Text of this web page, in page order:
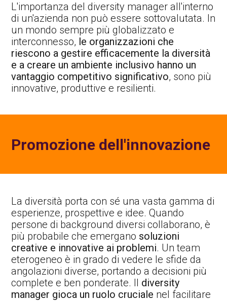
L'importanza del diversity manager all'interno
di un'azienda non può essere sottovalutata. In
un mondo sempre più globalizzato e
interconnesso, le organizzazioni che
riescono a gestire efficacemente la diversità
e a creare un ambiente inclusivo hanno un
vantaggio competitivo significativo, sono più
innovative, produttive e resilienti.
Promozione dell'innovazione
La diversità porta con sé una vasta gamma di
esperienze, prospettive e idee. Quando
persone di background diversi collaborano, è
più probabile che emergano soluzioni
creative e innovative ai problemi. Un team
eterogeneo è in grado di vedere le sfide da
angolazioni diverse, portando a decisioni più
complete e ben ponderate. Il diversity
manager gioca un ruolo cruciale nel facilitare